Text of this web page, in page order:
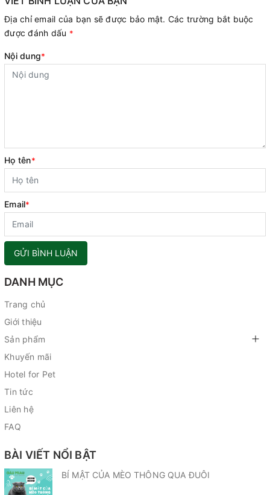
Địa chỉ email của bạn sẽ được bảo mật. Các trường bắt buộc
được đánh dấu *
Nội dung*
Họ tên*
Email*
GỬI BÌNH LUẬN
DANH MỤC
Trang chủ
Giới thiệu
Sản phẩm
Khuyến mãi
Hotel for Pet
Tin tức
Liên hệ
FAQ
BÀI VIẾT NỔI BẬT
BÍ MẬT CỦA MÈO THÔNG QUA ĐUÔI